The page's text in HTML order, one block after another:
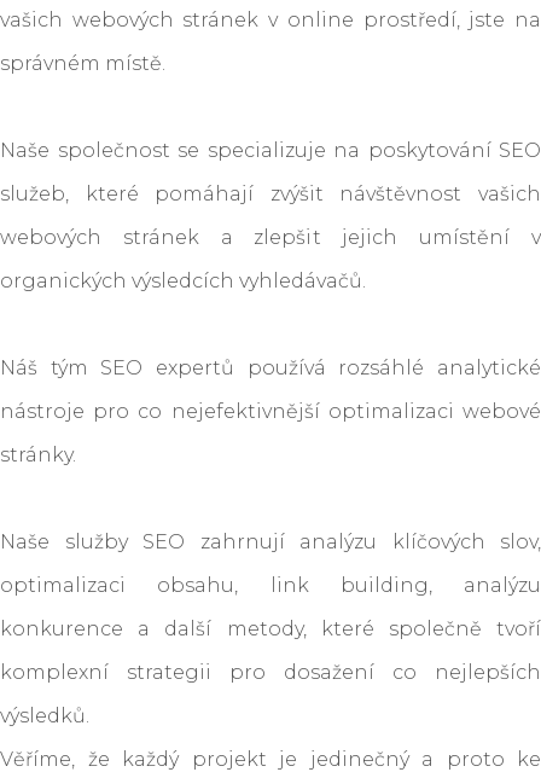
vašich webových stránek v online prostředí, jste na
správném místě.
Naše společnost se specializuje na poskytování SEO
služeb, které pomáhají zvýšit návštěvnost vašich
webových stránek a zlepšit jejich umístění v
organických výsledcích vyhledávačů.
Náš tým SEO expertů používá rozsáhlé analytické
nástroje pro co nejefektivnější optimalizaci webové
stránky.
Naše služby SEO zahrnují analýzu klíčových slov,
optimalizaci obsahu, link building, analýzu
konkurence a další metody, které společně tvoří
komplexní strategii pro dosažení co nejlepších
výsledků.
Věříme, že každý projekt je jedinečný a proto ke